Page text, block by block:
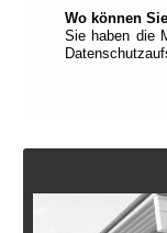
Wo können
Sie haben die